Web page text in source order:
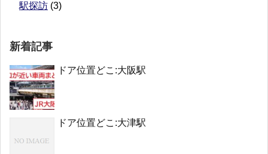
駅探訪 (3)
新着記事
ドア位置どこ:大阪駅
ドア位置どこ:大津駅